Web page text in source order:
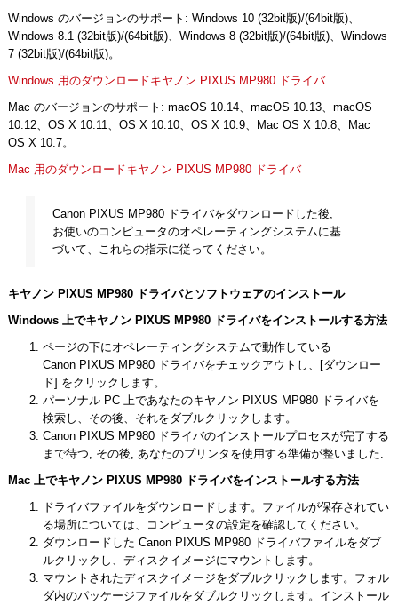
Windows のバージョンのサポート: Windows 10 (32bit版)/(64bit版)、
Windows 8.1 (32bit版)/(64bit版)、Windows 8 (32bit版)/(64bit版)、Windows
7 (32bit版)/(64bit版)。
Windows 用のダウンロードキヤノン PIXUS MP980 ドライバ
Mac のバージョンのサポート: macOS 10.14、macOS 10.13、macOS
10.12、OS X 10.11、OS X 10.10、OS X 10.9、Mac OS X 10.8、Mac
OS X 10.7。
Mac 用のダウンロードキヤノン PIXUS MP980 ドライバ
Canon PIXUS MP980 ドライバをダウンロードした後,
お使いのコンピュータのオペレーティングシステムに基
づいて、これらの指示に従ってください。
キヤノン PIXUS MP980 ドライバとソフトウェアのインストール
Windows 上でキヤノン PIXUS MP980 ドライバをインストールする方法
ページの下にオペレーティングシステムで動作している
Canon PIXUS MP980 ドライバをチェックアウトし、[ダウンロー
ド] をクリックします。
パーソナル PC 上であなたのキヤノン PIXUS MP980 ドライバを
検索し、その後、それをダブルクリックします。
Canon PIXUS MP980 ドライバのインストールプロセスが完了する
まで待つ, その後, あなたのプリンタを使用する準備が整いました.
Mac 上でキヤノン PIXUS MP980 ドライバをインストールする方法
ドライバファイルをダウンロードします。ファイルが保存されてい
る場所については、コンピュータの設定を確認してください。
ダウンロードした Canon PIXUS MP980 ドライバファイルをダブ
ルクリックし、ディスクイメージにマウントします。
マウントされたディスクイメージをダブルクリックします。フォル
ダ内のパッケージファイルをダブルクリックします。インストール